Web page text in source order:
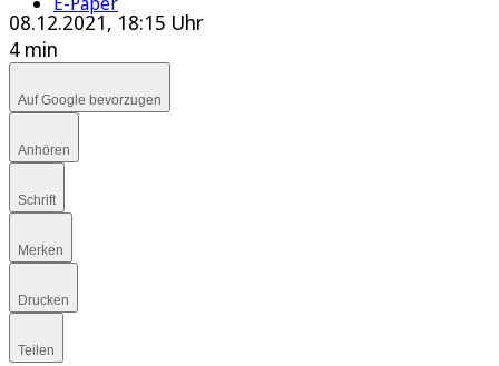
08.12.2021, 18:15 Uhr
4 min
Auf Google bevorzugen
Anhören
Schrift
Merken
Drucken
Teilen